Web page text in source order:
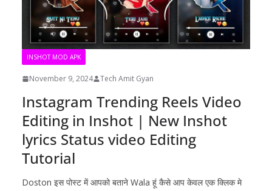
INSHOT MOD APK
November 9, 2024 Tech Amit Gyan
Instagram Trending Reels Video
Editing in Inshot | New Inshot
lyrics Status video Editing
Tutorial
Doston इस पोस्ट में आपको बताने Wala हूं कैसे आप केवल एक क्लिक मे